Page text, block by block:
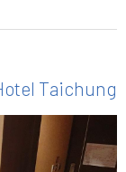
Taichung